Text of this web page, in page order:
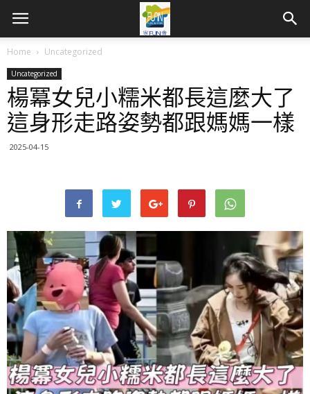
Home Uncategorized
Uncategorized
楊冪女兒小糯米都長這麼大了
這身形走路姿勢都跟媽媽一樣
2025-04-15